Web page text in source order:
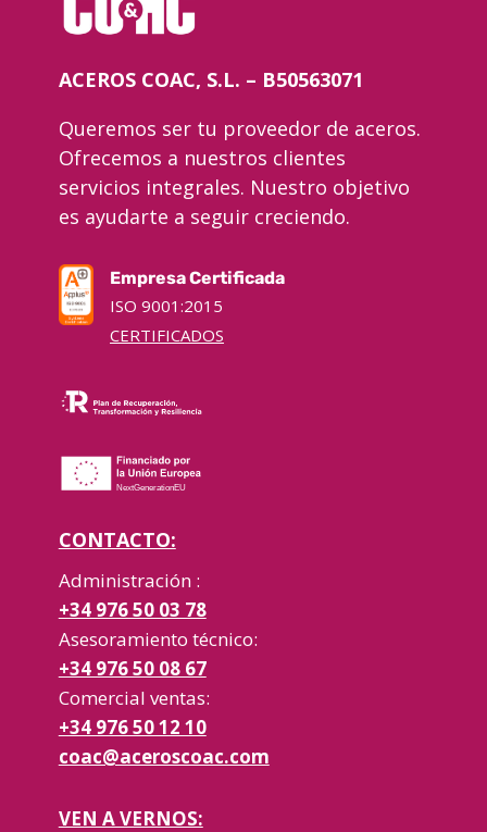
ACEROS COAC, S.L. – B50563071
Queremos ser tu proveedor de aceros.
Ofrecemos a nuestros clientes
servicios integrales. Nuestro objetivo
es ayudarte a seguir creciendo.
Empresa Certificada
ISO 9001:2015
CERTIFICADOS
CONTACTO:
Administración :
+34 976 50 03 78
Asesoramiento técnico:
+34 976 50 08 67
Comercial ventas:
+34 976 50 12 10
coac@aceroscoac.com
VEN A VERNOS: